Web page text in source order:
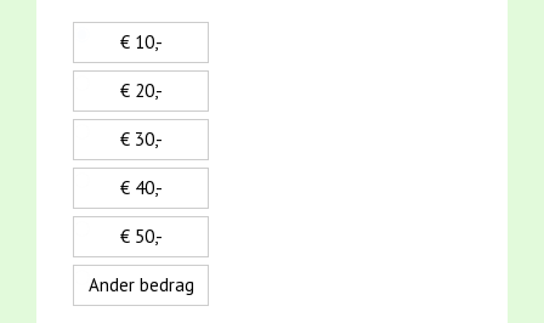
€ 10,-
€ 20,-
€ 30,-
€ 40,-
€ 50,-
Ander bedrag